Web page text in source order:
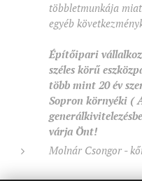
többletmunkája
egyéb
Építőipari
széles körű
több mint 20 év
Sopron környéki (
várja Önt!
Molnár Csongor -